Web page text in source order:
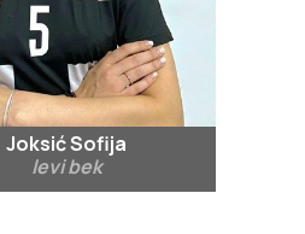
Joksić Sofija
levi bek